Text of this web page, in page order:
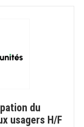
du
usagers H/F